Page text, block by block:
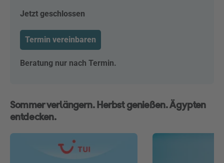
Jetzt geschlossen
Termin vereinbaren
Beratung nur nach Termin.
Sommer verlängern. Herbst genießen. Ägypten
entdecken.